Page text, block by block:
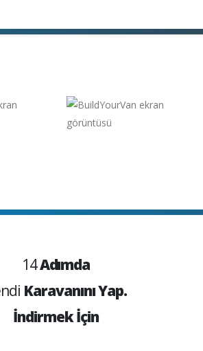
14Adımda
Karavanını Yap.
İndirmek İçin